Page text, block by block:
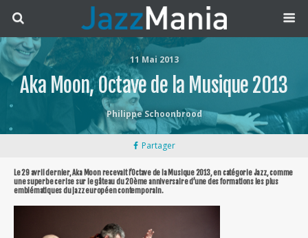
11 Mai 2013
Aka Moon, Octave de la Musique 2013
Philippe Schoonbrood
Partager
Le 29 avril dernier, Aka Moon recevait l’Octave de la Musique 2013, en catégorie Jazz, comme
une superbe cerise sur le gâteau du 20ème anniversaire d’une des formations les plus
emblématiques du jazz européen contemporain.